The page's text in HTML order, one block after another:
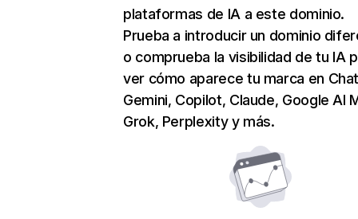
plataformas de IA a este dominio.
Prueba a introducir un dominio
o comprueba la visibilidad de tu IA
ver cómo aparece tu marca en
Gemini, Copilot, Claude, Google AI
Grok, Perplexity y más.